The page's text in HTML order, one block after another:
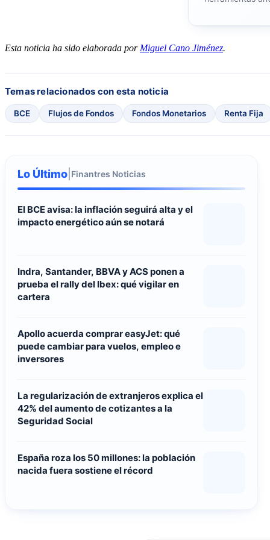
Esta noticia ha sido elaborada porMiguel Cano Jiménez.
Temas relacionados con esta noticia
BCE Flujos de Fondos Fondos Monetarios Renta Fija
Lo Último Finantres Noticias
El BCE avisa: la inflación seguirá alta y el
impacto energético aún se notará
Indra, Santander, BBVA y ACS ponen a
prueba el rally del Ibex: qué vigilar en
cartera
Apollo acuerda comprar easyJet: qué
puede cambiar para vuelos, empleo e
inversores
La regularización de extranjeros explica el
42% del aumento de cotizantes a la
Seguridad Social
España roza los 50 millones: la población
nacida fuera sostiene el récord